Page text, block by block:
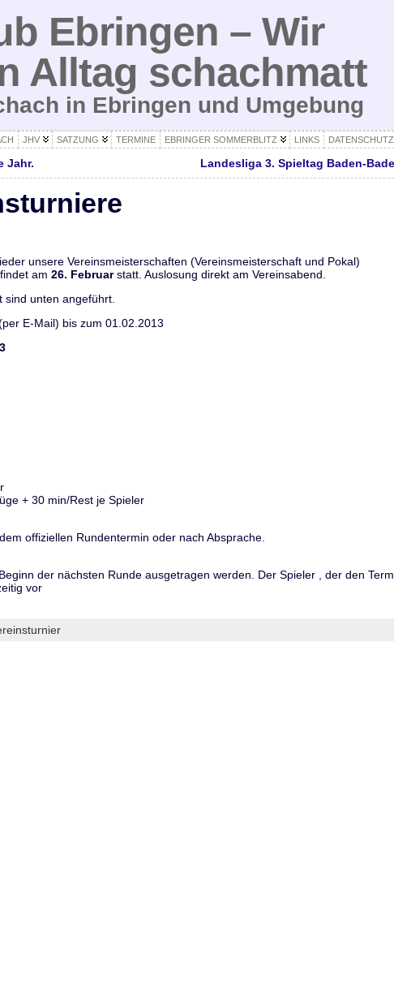
Ebringen – Wir
Alltag schachmatt
in Ebringen und Umgebung
JHV SATZUNG TERMINE EBRINGER SOMMERBLITZ LINKS
Jahr. Landesliga 3. Spieltag Baden-
unsere Vereinsmeisterschaften (Vereinsmeisterschaft und Pokal)
findet am 26. Februarstatt. Auslosung direkt am Vereinsabend.
sind unten angeführt.
E-Mail) bis zum 01.02.2013
+ 30 min/Rest je Spieler
offiziellen Rundentermin oder nach Absprache.
der nächsten Runde ausgetragen werden. Der Spieler , der den
vor